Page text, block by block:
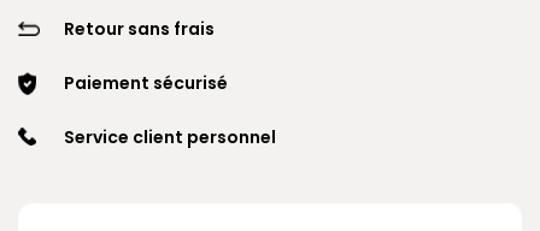
Retour sans frais
Paiement sécurisé
Service client personnel